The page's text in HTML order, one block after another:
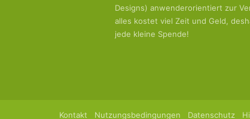
Designs) anwenderorientiert zur
alles kostet viel Zeit und Geld,
jede kleine Spende!
Kontakt Nutzungsbedingungen Datenschutz